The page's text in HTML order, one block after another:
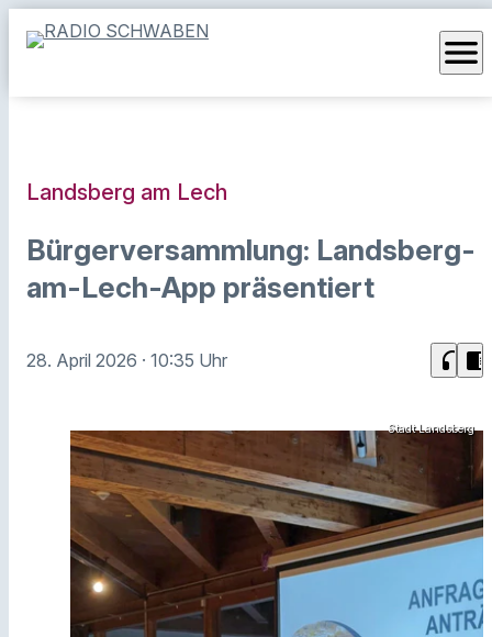
menu
Landsberg am Lech
Bürgerversammlung: Landsberg-
am-Lech-App präsentiert
28. April 2026 · 10:35 Uhr headphones chrome_reader_mode
Stadt Landsberg